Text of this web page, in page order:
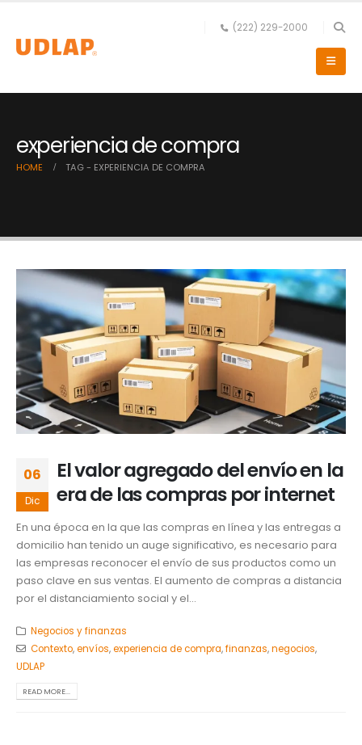
(222) 229-2000
experiencia de compra
HOME TAG - EXPERIENCIA DE COMPRA
06
Dic
El valor agregado del envío en la
era de las compras por internet
En una época en la que las compras en línea y las entregas a
domicilio han tenido un auge significativo, es necesario para
las empresas reconocer el envío de sus productos como un
paso clave en sus ventas. El aumento de compras a distancia
por el distanciamiento social y el...
Negocios y finanzas
Contexto,envíos,experiencia de compra,finanzas,negocios,
UDLAP
READ MORE...